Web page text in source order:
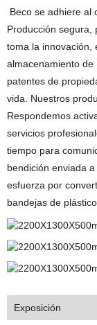
Beco se adhiere al
Producción segura,
toma la innovación,
almacenamiento
patentes de
vida. Nuestros
Respondemos
servicios
tiempo para
bendición enviada
esfuerza por
bandejas de
Exposición